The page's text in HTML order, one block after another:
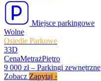
Miejsce parkingowe
Wolne
Osiedle Parkowe
33D
CenaMetrażPiętro
9 000 zł – Parkingi zewnętrzne
Zobacz Zapytaj ›